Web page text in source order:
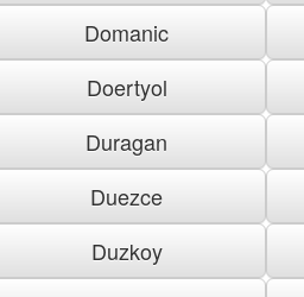
Domanic
Doertyol
Duragan
Duezce
Duzkoy